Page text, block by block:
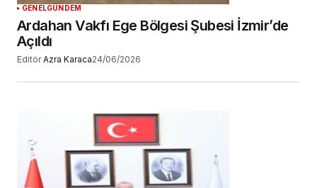
GENELGÜNDEM
Ardahan Vakfı Ege Bölgesi Şubesi İzmir’de
Açıldı
Editör Azra Karaca24/06/2026